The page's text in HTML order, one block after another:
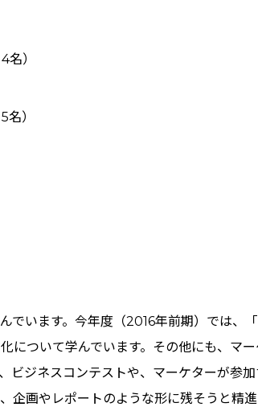
）
）
でいます。今年度（2016年前期）では、
について学んでいます。その他にも、マ
ビジネスコンテストや、マーケターが参
画やレポートのような形に残そうと精進